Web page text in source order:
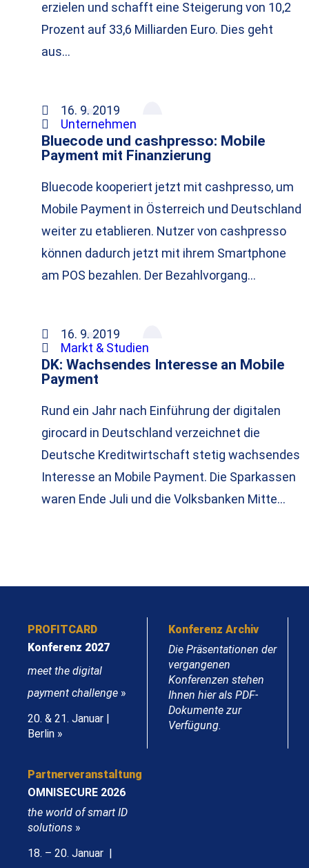
erzielen und schafft eine Steigerung von 10,2
Prozent auf 33,6 Milliarden Euro. Dies geht
aus…
16. 9. 2019
Unternehmen
Bluecode und cashpresso: Mobile
Payment mit Finanzierung
Bluecode kooperiert jetzt mit cashpresso, um
Mobile Payment in Österreich und Deutschland
weiter zu etablieren. Nutzer von cashpresso
können dadurch jetzt mit ihrem Smartphone
am POS bezahlen. Der Bezahlvorgang…
16. 9. 2019
Markt & Studien
DK: Wachsendes Interesse an Mobile
Payment
Rund ein Jahr nach Einführung der digitalen
girocard in Deutschland verzeichnet die
Deutsche Kreditwirtschaft stetig wachsendes
Interesse an Mobile Payment. Die Sparkassen
waren Ende Juli und die Volksbanken Mitte…
PROFITCARD
Konferenz 2027
meet the digital
payment challenge »
20. & 21. Januar |
Berlin »
Konferenz Archiv
Die Präsentationen der
vergangenen
Konferenzen stehen
Ihnen hier als PDF-
Dokumente zur
Verfügung.
Partnerveranstaltung
OMNISECURE 2026
the world of smart ID
solutions »
18. – 20. Januar |